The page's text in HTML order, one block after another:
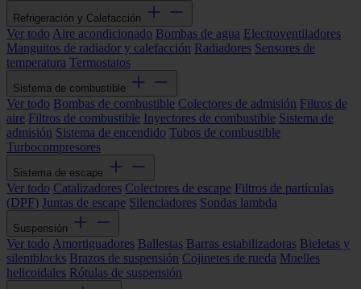
Refrigeración y Calefacción
Ver todo Aire acondicionado Bombas de agua Electroventiladores
Manguitos de radiador y calefacción Radiadores Sensores de
temperatura Termostatos
Sistema de combustible
Ver todo Bombas de combustible Colectores de admisión Filtros de
aire Filtros de combustible Inyectores de combustible Sistema de
admisión Sistema de encendido Tubos de combustible
Turbocompresores
Sistema de escape
Ver todo Catalizadores Colectores de escape Filtros de partículas
(DPF) Juntas de escape Silenciadores Sondas lambda
Suspensión
Ver todo Amortiguadores Ballestas Barras estabilizadoras Bieletas y
silentblocks Brazos de suspensión Cojinetes de rueda Muelles
helicoidales Rótulas de suspensión